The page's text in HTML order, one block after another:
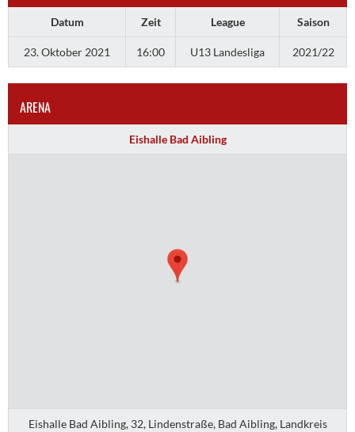
Datum Zeit League Saison
23. Oktober 2021 16:00 U13 Landesliga 2021/22
ARENA
Eishalle Bad Aibling
Eishalle Bad Aibling, 32, Lindenstraße, Bad Aibling, Landkreis